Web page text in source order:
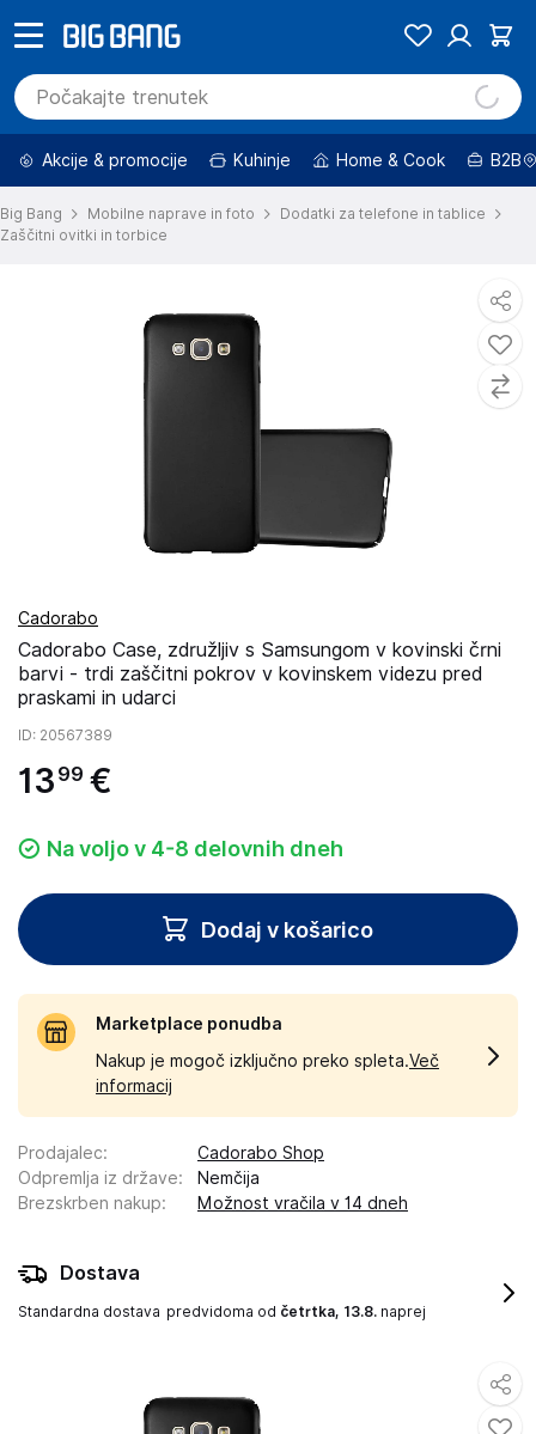
Akcije & promocije Kuhinje Home & Cook B2B
Big Bang Mobilne naprave in foto
Dodatki za telefone in tablice
Zaščitni ovitki in torbice
Cadorabo
Cadorabo Case, združljiv s Samsungom v kovinski črni
barvi - trdi zaščitni pokrov v kovinskem videzu pred
praskami in udarci
ID: 20567389
13 99 €
Na voljo v 4-8 delovnih dneh
Dodaj v košarico
Marketplace ponudba
Nakup je mogoč izključno preko spleta.Več
informacij
Prodajalec:
Cadorabo Shop
Odpremlja iz države:
Nemčija
Brezskrben nakup: Možnost vračila v 14 dneh
Dostava
Standardna dostava predvidoma od četrtka, 13.8. naprej